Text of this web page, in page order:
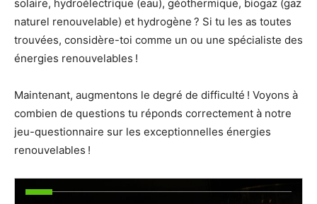
solaire, hydroélectrique (eau), géothermique, biogaz (gaz
naturel renouvelable) et hydrogène ? Si tu les as toutes
trouvées, considère-toi comme un ou une spécialiste des
énergies renouvelables !
Maintenant, augmentons le degré de difficulté ! Voyons à
combien de questions tu réponds correctement à notre
jeu-questionnaire sur les exceptionnelles énergies
renouvelables !